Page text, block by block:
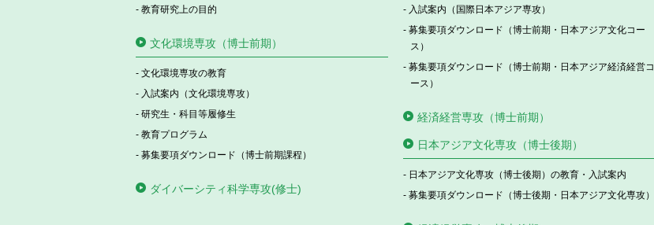
2026年04月01日(水)
2026年10月期 研究生案内と出願書類等を掲載します
アジア文化コース）及び2026年度 ５年一貫教育の合格者を発表します。
教育研究上の目的
文化環境専攻（博士前期）
文化環境専攻の教育
入試案内（文化環境専攻）
研究生・科目等履修生
教育プログラム
募集要項ダウンロード（博士前期課程）
ダイバーシティ科学専攻(修士)
入試案内（国際日本アジア専攻）
募集要項ダウンロード（博士前期・日本アジア文化コー
ス）
募集要項ダウンロード（博士前期・日本アジア経済経営コ
ース）
経済経営専攻（博士前期）
日本アジア文化専攻（博士後期）
日本アジア文化専攻（博士後期）の教育・入試案内
募集要項ダウンロード（博士後期・日本アジア文化専攻）